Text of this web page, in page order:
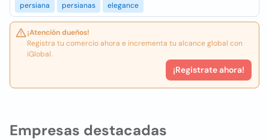
Empresas destacadas
persiana
persianas elegance
¡Atención dueños!
Registra tu comercio ahora e incrementa tu alcance global con
iGlobal.
¡Registrate ahora!